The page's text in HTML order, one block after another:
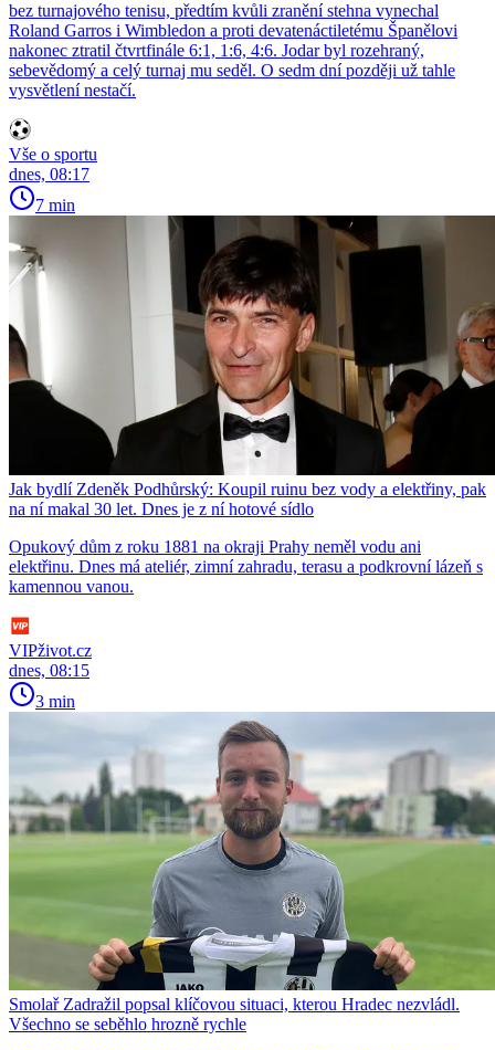
bez turnajového tenisu, předtím kvůli zranění stehna vynechal
Roland Garros i Wimbledon a proti devatenáctiletému Španělovi
nakonec ztratil čtvrtfinále 6:1, 1:6, 4:6. Jodar byl rozehraný,
sebevědomý a celý turnaj mu seděl. O sedm dní později už tahle
vysvětlení nestačí.
Vše o sportu
dnes, 08:17
7 min
Jak bydlí Zdeněk Podhůrský: Koupil ruinu bez vody a elektřiny, pak
na ní makal 30 let. Dnes je z ní hotové sídlo
Opukový dům z roku 1881 na okraji Prahy neměl vodu ani
elektřinu. Dnes má ateliér, zimní zahradu, terasu a podkrovní lázeň s
kamennou vanou.
VIPživot.cz
dnes, 08:15
3 min
Smolař Zadražil popsal klíčovou situaci, kterou Hradec nezvládl.
Všechno se seběhlo hrozně rychle